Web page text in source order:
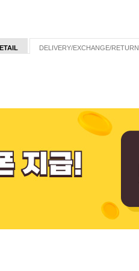
DELIVERY/EXCHANGE/RETURN